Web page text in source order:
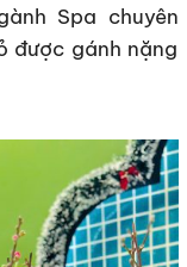
Spa chuyên
được gánh nặng